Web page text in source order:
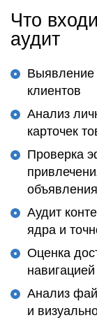
Что
аудит
Выявление
клиентов
Анализ
карточек
Проверка
Аудит
ядра и
Оценка
навигацией
Анализ
и